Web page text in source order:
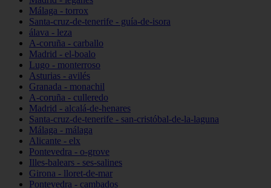
Málaga - torrox
Santa-cruz-de-tenerife - guía-de-isora
álava - leza
A-coruña - carballo
Madrid - el-boalo
Lugo - monterroso
Asturias - avilés
Granada - monachil
A-coruña - culleredo
Madrid - alcalá-de-henares
Santa-cruz-de-tenerife - san-cristóbal-de-la-laguna
Málaga - málaga
Alicante - elx
Pontevedra - o-grove
Illes-balears - ses-salines
Girona - lloret-de-mar
Pontevedra - cambados